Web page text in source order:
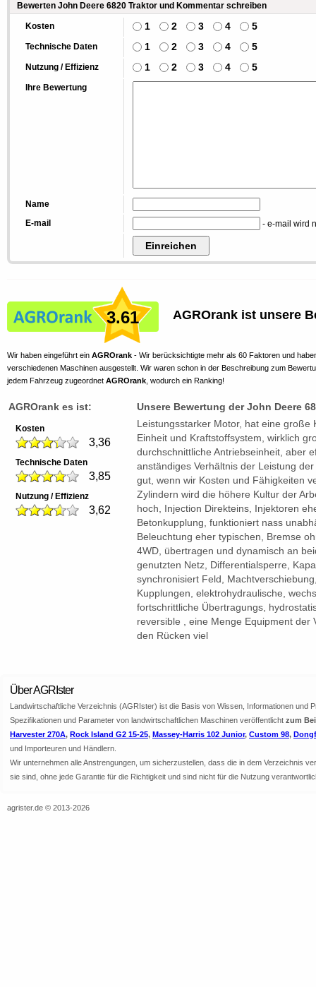
Bewerten John Deere 6820 Traktor und Kommentar schreiben
Kosten 1 2 3 4 5
Technische Daten 1 2 3 4 5
Nutzung / Effizienz 1 2 3 4 5
Ihre Bewertung
Name
E-mail
- e-mail wird
3.61 AGROrank ist unsere
Wir haben eingeführt ein AGROrank - Wir berücksichtigte mehr als 60 Faktoren und
verschiedenen Maschinen ausgestellt. Wir waren schon in der Beschreibung zum
jedem Fahrzeug zugeordnet AGROrank , wodurch ein Ranking!
AGROrank es ist:
Kosten
3,36
Technische Daten
3,85
Nutzung / Effizienz
3,62
Unsere Bewertung der John Deere
Leistungsstarker Motor, hat eine große
Einheit und Kraftstoffsystem, wirklich
durchschnittliche Antriebseinheit, aber
anständiges Verhältnis der Leistung
gut, wenn wir Kosten und Fähigkeiten
Zylindern wird die höhere Kultur der
hoch, Injection Direkteins, Injektoren
Betonkupplung, funktioniert nass
Beleuchtung eher typischen, Bremse
4WD, übertragen und dynamisch an
genutzten Netz, Differentialsperre,
synchronisiert Feld,
Kupplungen, elektrohydraulische,
fortschrittliche Übertragungs,
reversible , eine Menge Equipment der
den Rücken viel
Über AGRIster
Landwirtschaftliche Verzeichnis (AGRIster) ist die Basis von Wissen, Informationen
Spezifikationen und Parameter von landwirtschaftlichen Maschinen veröffentlicht zum
Harvester 270A, Rock Island G2 15-25, Massey-Harris 102 Junior, Custom 98,
und Importeuren und Händlern.
Wir unternehmen alle Anstrengungen, um sicherzustellen, dass die in dem Verzeichnis
sie sind, ohne jede Garantie für die Richtigkeit und sind nicht für die Nutzung
agrister.de © 2013-2026